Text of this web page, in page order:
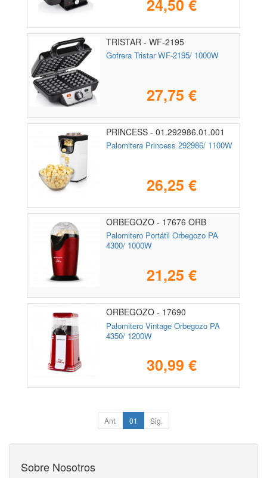
24,50 €
TRISTAR - WF-2195
Gofrera Tristar WF-2195/ 1000W
27,75 €
PRINCESS - 01.292986.01.001
Palomitera Princess 292986/ 1100W
26,25 €
ORBEGOZO - 17676 ORB
Palomitero Portátil Orbegozo PA
4300/ 1000W
21,25 €
ORBEGOZO - 17690
Palomitero Vintage Orbegozo PA
4350/ 1200W
30,99 €
Ant. 01 Sig.
Sobre Nosotros